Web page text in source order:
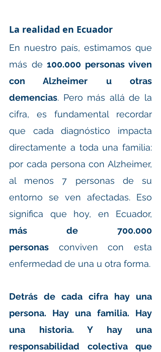
La realidad en Ecuador
En nuestro país, estimamos que
más de 100.000 personas viven
con Alzheimer u otras
demencias. Pero más allá de la
cifra, es fundamental recordar
que cada diagnóstico impacta
directamente a toda una familia:
por cada persona con Alzheimer,
al menos 7 personas de su
entorno se ven afectadas. Eso
más de 700.000
personas conviven con esta
enfermedad de una u otra forma.
Detrás de cada cifra hay una
persona. Hay una familia. Hay
una historia. Y hay una
responsabilidad colectiva que